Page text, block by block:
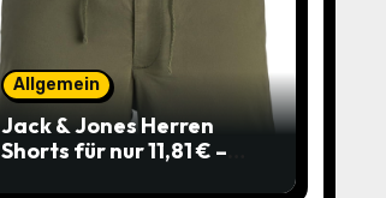
Allgemein
Jack & Jones Herren
Shorts für nur 11,81 € –